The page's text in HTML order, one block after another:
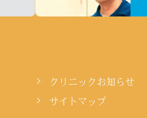
クリニックお知らせ
サイトマップ